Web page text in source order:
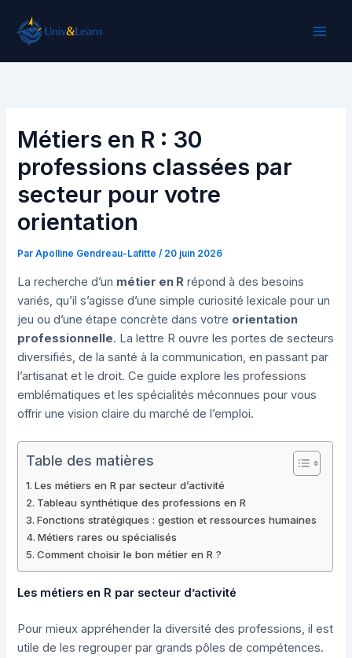
contenu
Métiers en R : 30
professions classées par
secteur pour votre
orientation
ParApolline Gendreau-Lafitte/ 20 juin 2026
La recherche d’un métier en R répond à des besoins
variés, qu’il s’agisse d’une simple curiosité lexicale pour un
jeu ou d’une étape concrète dans votre orientation
professionnelle. La lettre R ouvre les portes de secteurs
diversifiés, de la santé à la communication, en passant par
l’artisanat et le droit. Ce guide explore les professions
emblématiques et les spécialités méconnues pour vous
offrir une vision claire du marché de l’emploi.
Table des matières
Les métiers en R par secteur d’activité
Tableau synthétique des professions en R
Fonctions stratégiques : gestion et ressources humaines
Métiers rares ou spécialisés
Comment choisir le bon métier en R ?
Les métiers en R par secteur d’activité
Pour mieux appréhender la diversité des professions, il est
utile de les regrouper par grands pôles de compétences.